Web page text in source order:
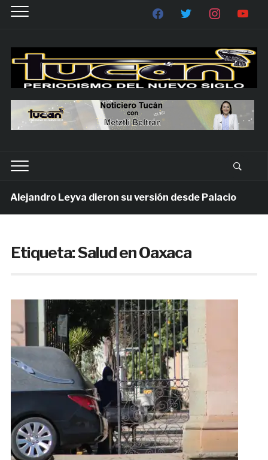
Leyva dieron su versión desde Palacio
Etiqueta:Salud en Oaxaca